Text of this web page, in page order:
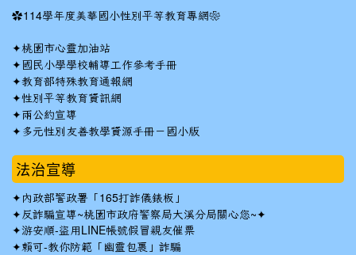
✿114學年度美華國小性別平等教育專網❀
✦桃園市心靈加油站
✦ 國民小學學校輔導工作參考手冊
✦教育部特殊教育通報網
✦性別平等教育資訊網
✦兩公約宣導
✦ 多元性別友善教學資源手冊－國小版
法治宣導
✦ 內政部警政署「165打詐儀錶板」
✦反詐騙宣導~桃園市政府警察局大溪分局關心您~✦
✦游安順-盜用LINE帳號假冒親友催票
✦賴可-教你防範「幽靈包裹」詐騙